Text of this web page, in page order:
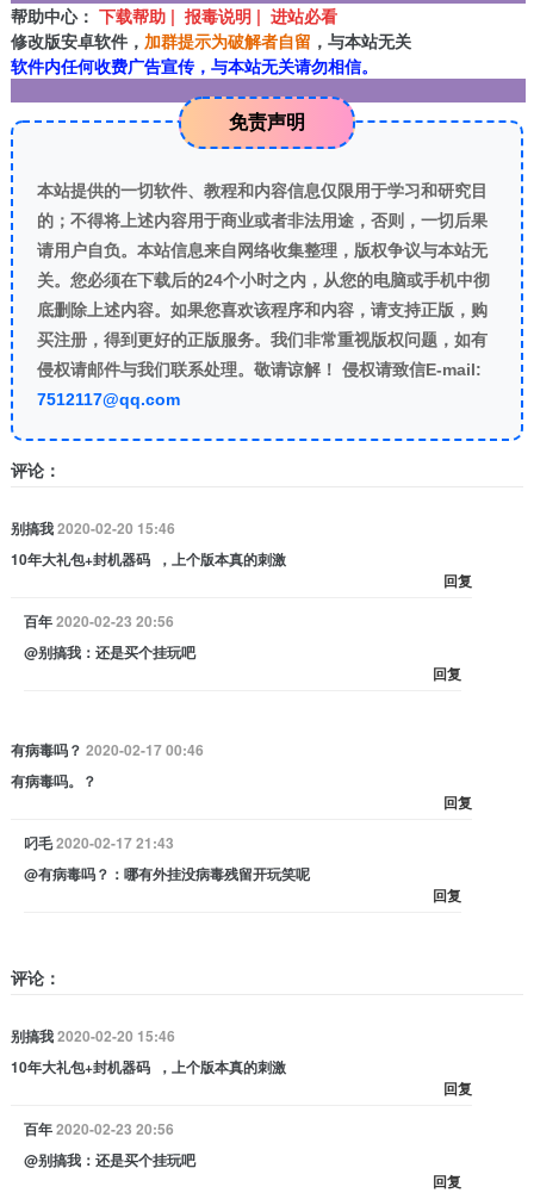
帮助中心： 下载帮助 | 报毒说明 | 进站必看
修改版安卓软件， 加群提示为破解者自留 ，与本站无关
软件内任何收费广告宣传，与本站无关请勿相信。
免责声明
本站提供的一切软件、教程和内容信息仅限用于学习和研究目
的；不得将上述内容用于商业或者非法用途，否则，一切后果
请用户自负。本站信息来自网络收集整理，版权争议与本站无
关。您必须在下载后的24个小时之内，从您的电脑或手机中彻
底删除上述内容。如果您喜欢该程序和内容，请支持正版，购
买注册，得到更好的正版服务。我们非常重视版权问题，如有
侵权请邮件与我们联系处理。敬请谅解！ 侵权请致信E-mail:
7512117@qq.com
评论：
别搞我2020-02-20 15:46
10年大礼包+封机器码 ，上个版本真的刺激
回复
百年2020-02-23 20:56
@别搞我：还是买个挂玩吧
回复
有病毒吗？ 2020-02-17 00:46
有病毒吗。？
回复
叼毛2020-02-17 21:43
@有病毒吗？：哪有外挂没病毒残留开玩笑呢
回复
评论：
别搞我2020-02-20 15:46
10年大礼包+封机器码 ，上个版本真的刺激
回复
百年2020-02-23 20:56
@别搞我：还是买个挂玩吧
回复